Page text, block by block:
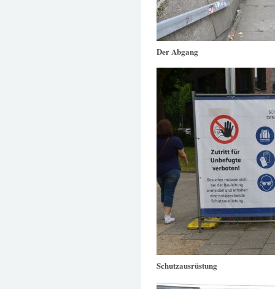
Der Abgang
Schutzausrüstung